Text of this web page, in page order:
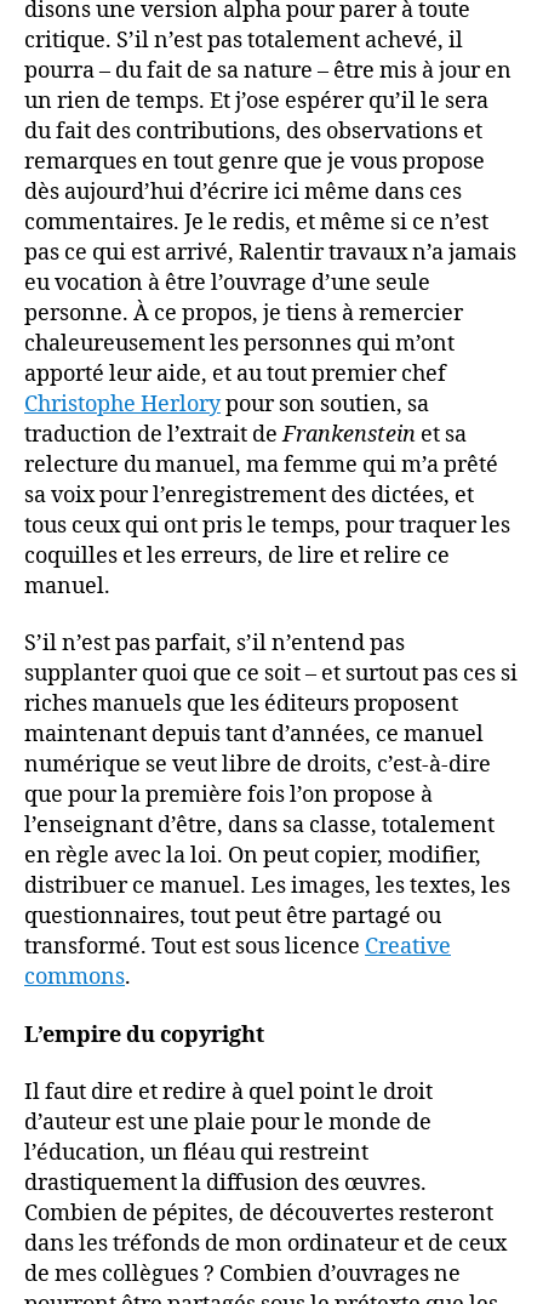
disons une version alpha pour parer à toute
critique. S’il n’est pas totalement achevé, il
pourra – du fait de sa nature – être mis à jour en
un rien de temps. Et j’ose espérer qu’il le sera
du fait des contributions, des observations et
remarques en tout genre que je vous propose
dès aujourd’hui d’écrire ici même dans ces
commentaires. Je le redis, et même si ce n’est
pas ce qui est arrivé, Ralentir travaux n’a jamais
eu vocation à être l’ouvrage d’une seule
personne. À ce propos, je tiens à remercier
chaleureusement les personnes qui m’ont
apporté leur aide, et au tout premier chef
Christophe Herlorypour son soutien, sa
traduction de l’extrait deFrankenstein et sa
relecture du manuel, ma femme qui m’a prêté
sa voix pour l’enregistrement des dictées, et
tous ceux qui ont pris le temps, pour traquer les
coquilles et les erreurs, de lire et relire ce
manuel.
S’il n’est pas parfait, s’il n’entend pas
supplanter quoi que ce soit – et surtout pas ces si
riches manuels que les éditeurs proposent
maintenant depuis tant d’années, ce manuel
numérique se veut libre de droits, c’est-à-dire
que pour la première fois l’on propose à
l’enseignant d’être, dans sa classe, totalement
en règle avec la loi. On peut copier, modifier,
distribuer ce manuel. Les images, les textes, les
questionnaires, tout peut être partagé ou
transformé. Tout est sous licence Creative
commons.
L’empire du copyright
Il faut dire et redire à quel point le droit
d’auteur est une plaie pour le monde de
l’éducation, un fléau qui restreint
drastiquement la diffusion des œuvres.
Combien de pépites, de découvertes resteront
dans les tréfonds de mon ordinateur et de ceux
de mes collègues ? Combien d’ouvrages ne